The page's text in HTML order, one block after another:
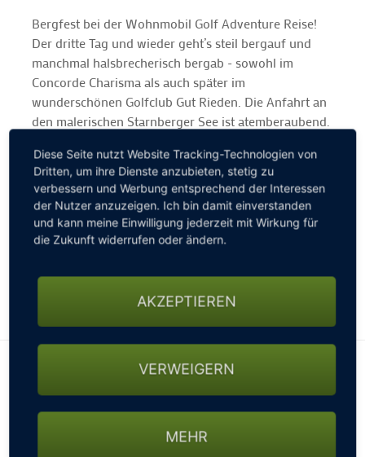
Bergfest bei der Wohnmobil Golf Adventure Reise!
Der dritte Tag und wieder geht’s steil bergauf und
manchmal halsbrecherisch bergab - sowohl im
Concorde Charisma als auch später im
wunderschönen Golfclub Gut Rieden. Die Anfahrt an
den malerischen Starnberger See ist atemberaubend.
mit einem grandiosen Alpenpanorama verwöhnt. Ein
kleiner Tipp nach drei Tagen Wohnmobil Golf
Adventure gefällig? Bitte immer vor der Anreise bei
den jeweiligen Golfclubs anrufen und nach
gesperrten Straßen, nicht passierbaren Wegen oder
könnte es mit der gebuchten Startzeit schon mal
Diese Seite nutzt Website Tracking-Technologien von
Dritten, um ihre Dienste anzubieten, stetig zu
verbessern und Werbung entsprechend der Interessen
der Nutzer anzuzeigen. Ich bin damit einverstanden
und kann meine Einwilligung jederzeit mit Wirkung für
die Zukunft widerrufen oder ändern.
AKZEPTIEREN
VERWEIGERN
MEHR